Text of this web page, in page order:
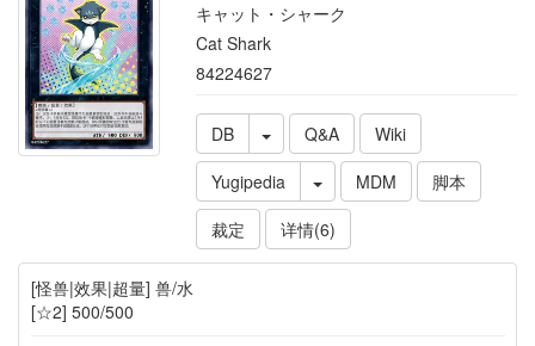
キャット・シャーク
Cat Shark
84224627
DB Q&A
Wiki
Yugipedia
MDM
脚本
裁定
详情(6)
[怪兽|效果|超量] 兽/水
[☆2] 500/500